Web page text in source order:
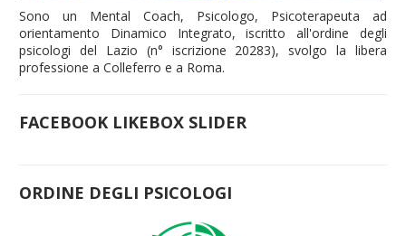
Sono un Mental Coach, Psicologo, Psicoterapeuta ad
orientamento Dinamico Integrato, iscritto all'ordine degli
psicologi del Lazio (n° iscrizione 20283), svolgo la libera
professione a Colleferro e a Roma.
FACEBOOK LIKEBOX SLIDER
ORDINE DEGLI PSICOLOGI